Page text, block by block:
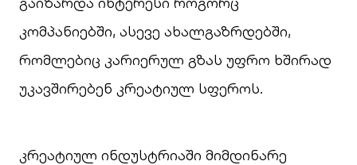
კომპანიებში, ასევე ახალგაზრდებში,
რომლებიც კარიერულ გზას უფრო ხშირად
უკავშირებენ კრეატიულ სფეროს.
კრეატიულ ინდუსტრიაში მიმდინარე